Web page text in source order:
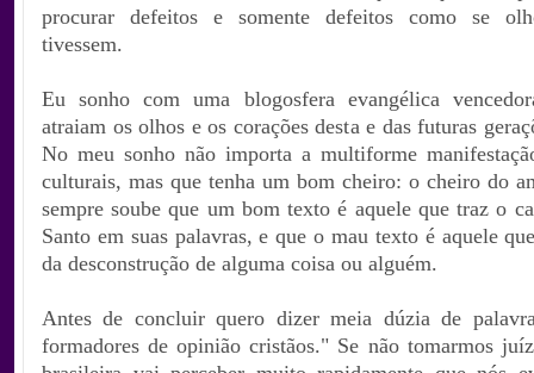
procurar defeitos e somente defeitos como se
tivessem.
Eu sonho com uma blogosfera evangélica
atraiam os olhos e os corações desta e das futuras
No meu sonho não importa a multiforme
culturais, mas que tenha um bom cheiro: o cheiro do
sempre soube que um bom texto é aquele que traz o
Santo em suas palavras, e que o mau texto é aquele
da desconstrução de alguma coisa ou alguém.
Antes de concluir quero dizer meia dúzia de
formadores de opinião cristãos." Se não tomarmos